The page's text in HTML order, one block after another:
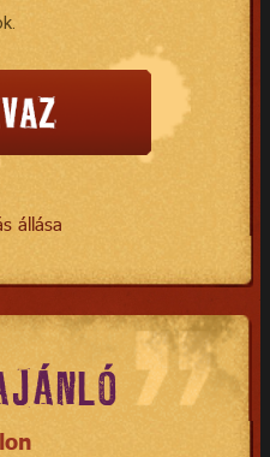
állása